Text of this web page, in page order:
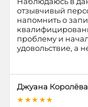
отзывчивый
напомнить о
проблему и
удовольствие, а
Джуана Королёва
★★★★★